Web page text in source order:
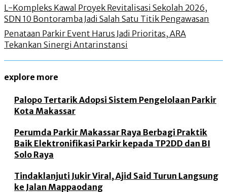
L-Kompleks Kawal Proyek Revitalisasi Sekolah 2026,
SDN 10 Bontoramba Jadi Salah Satu Titik Pengawasan
Penataan Parkir Event Harus Jadi Prioritas, ARA
Tekankan Sinergi Antarinstansi
explore more
Palopo Tertarik Adopsi Sistem Pengelolaan Parkir
Kota Makassar
Perumda Parkir Makassar Raya Berbagi Praktik
Baik Elektronifikasi Parkir kepada TP2DD dan BI
Solo Raya
Tindaklanjuti Jukir Viral, Ajid Said Turun Langsung
ke Jalan Mappaodang